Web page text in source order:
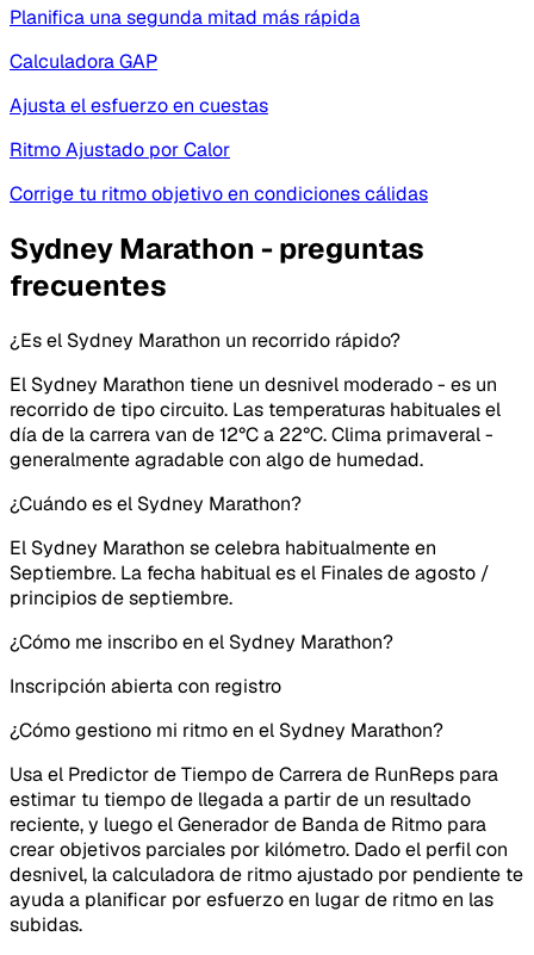
Planifica una segunda mitad más rápida
Calculadora GAP
Ajusta el esfuerzo en cuestas
Ritmo Ajustado por Calor
Corrige tu ritmo objetivo en condiciones cálidas
Sydney Marathon - preguntas
frecuentes
¿Es el Sydney Marathon un recorrido rápido?
El Sydney Marathon tiene un desnivel moderado - es un
recorrido de tipo circuito. Las temperaturas habituales el
día de la carrera van de 12°C a 22°C. Clima primaveral -
generalmente agradable con algo de humedad.
¿Cuándo es el Sydney Marathon?
El Sydney Marathon se celebra habitualmente en
Septiembre. La fecha habitual es el Finales de agosto /
principios de septiembre.
¿Cómo me inscribo en el Sydney Marathon?
Inscripción abierta con registro
¿Cómo gestiono mi ritmo en el Sydney Marathon?
Usa el Predictor de Tiempo de Carrera de RunReps para
estimar tu tiempo de llegada a partir de un resultado
reciente, y luego el Generador de Banda de Ritmo para
crear objetivos parciales por kilómetro. Dado el perfil con
desnivel, la calculadora de ritmo ajustado por pendiente te
ayuda a planificar por esfuerzo en lugar de ritmo en las
subidas.